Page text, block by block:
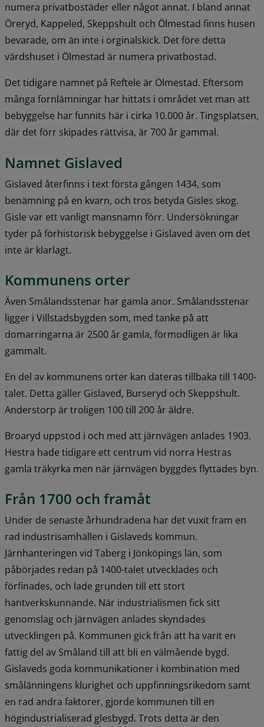
numera privatbostäder eller något annat. I bland annat
Öreryd, Kappeled, Skeppshult och Ölmestad finns husen
bevarade, om än inte i orginalskick. Det före detta
värdshuset i Ölmestad är numera privatbostad.
Det tidigare namnet på Reftele är Ölmestad. Eftersom
många fornlämningar har hittats i området vet man att
bebyggelse har funnits här i cirka 10.000 år. Tingsplatsen,
där det förr skipades rättvisa, är 700 år gammal.
Namnet Gislaved
Gislaved återfinns i text första gången 1434, som
benämning på en kvarn, och tros betyda Gisles skog.
Gisle var ett vanligt mansnamn förr. Undersökningar
tyder på förhistorisk bebyggelse i Gislaved även om det
inte är klarlagt.
Kommunens orter
Även Smålandsstenar har gamla anor. Smålandsstenar
ligger i Villstadsbygden som, med tanke på att
domarringarna är 2500 år gamla, förmodligen är lika
gammalt.
En del av kommunens orter kan dateras tillbaka till 1400-
talet. Detta gäller Gislaved, Burseryd och Skeppshult.
Anderstorp är troligen 100 till 200 år äldre.
Broaryd uppstod i och med att järnvägen anlades 1903.
Hestra hade tidigare ett centrum vid norra Hestras
gamla träkyrka men när järnvägen byggdes flyttades byn.
Från 1700 och framåt
Under de senaste århundradena har det vuxit fram en
rad industrisamhällen i Gislaveds kommun.
Järnhanteringen vid Taberg i Jönköpings län, som
påbörjades redan på 1400-talet utvecklades och
förfinades, och lade grunden till ett stort
hantverkskunnande. När industrialismen fick sitt
genomslag och järnvägen anlades skyndades
utvecklingen på. Kommunen gick från att ha varit en
fattig del av Småland till att bli en välmående bygd.
Gislaveds goda kommunikationer i kombination med
smålänningens klurighet och uppfinningsrikedom samt
en rad andra faktorer, gjorde kommunen till en
högindustrialiserad glesbygd. Trots detta är den